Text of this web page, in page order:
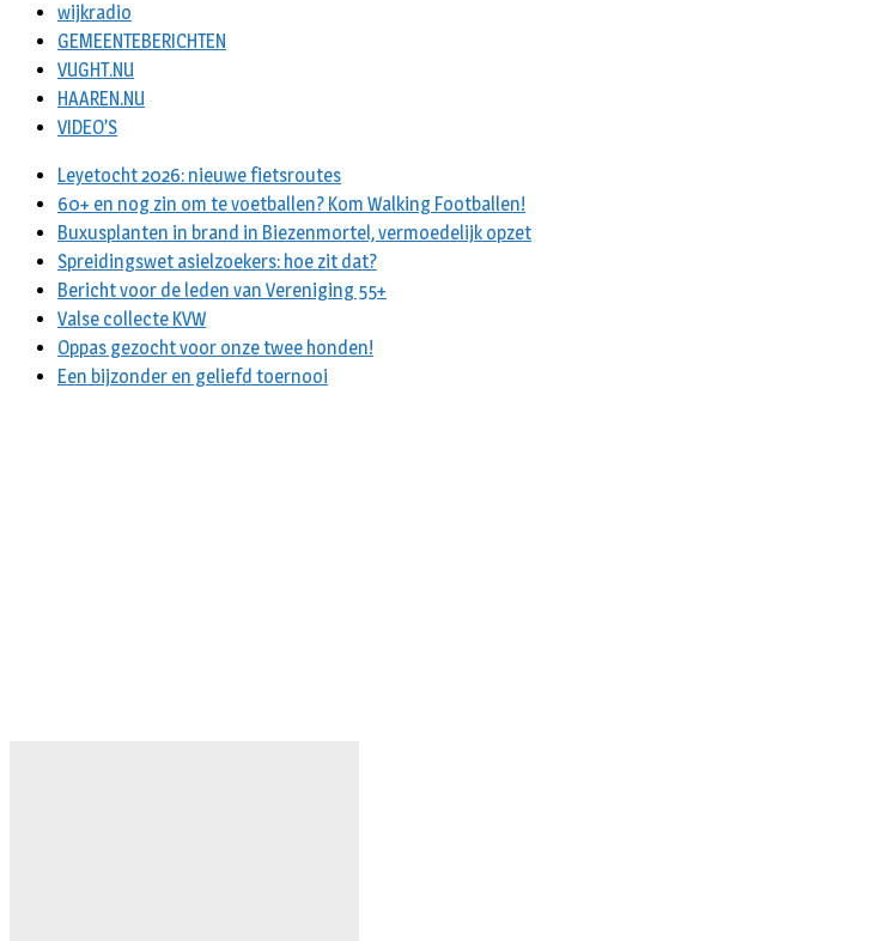
wijkradio
GEMEENTEBERICHTEN
VUGHT.NU
HAAREN.NU
VIDEO’S
Leyetocht 2026: nieuwe fietsroutes
60+ en nog zin om te voetballen? Kom Walking Footballen!
Buxusplanten in brand in Biezenmortel, vermoedelijk opzet
Spreidingswet asielzoekers: hoe zit dat?
Bericht voor de leden van Vereniging 55+
Valse collecte KVW
Oppas gezocht voor onze twee honden!
Een bijzonder en geliefd toernooi